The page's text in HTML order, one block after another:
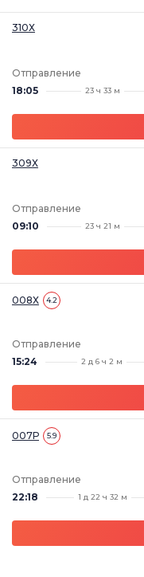
310Х
Отправление
18:05
23 ч 33 м
309Х
Отправление
09:10
23 ч 21 м
008Х 4.2
Отправление
15:24
2 д 6 ч 2 м
007Р 5.9
Отправление
22:18
1 д 22 ч 32 м